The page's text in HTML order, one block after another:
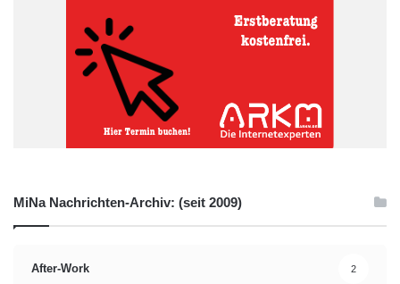
MiNa Nachrichten-Archiv: (seit 2009)
After-Work 2